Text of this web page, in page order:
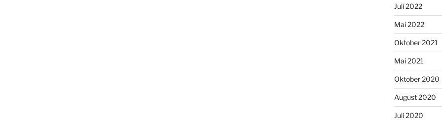
Juli 2022
Mai 2022
Oktober 2021
Mai 2021
Oktober 2020
August 2020
Juli 2020